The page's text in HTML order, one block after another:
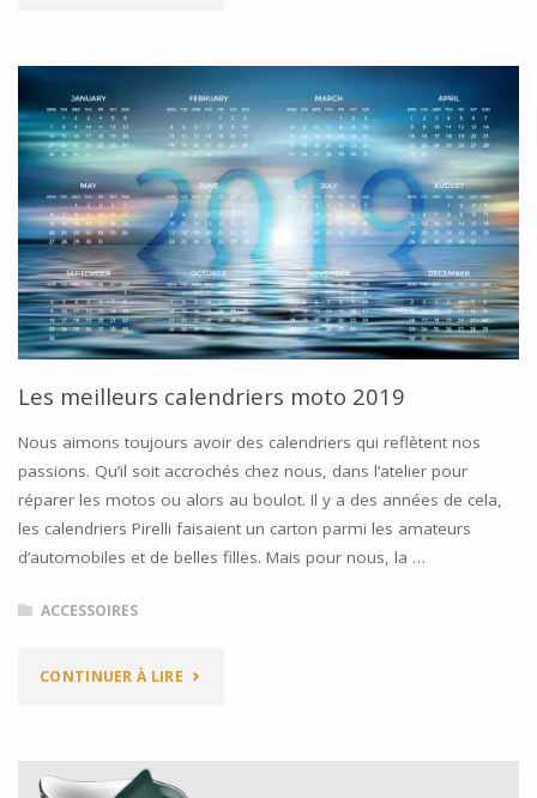
MEILLEURES
MARQUES
DE
CASQUES
MOTO"
Les meilleurs calendriers moto 2019
Nous aimons toujours avoir des calendriers qui reflètent nos
passions. Qu’il soit accrochés chez nous, dans l’atelier pour
réparer les motos ou alors au boulot. Il y a des années de cela,
les calendriers Pirelli faisaient un carton parmi les amateurs
d’automobiles et de belles filles. Mais pour nous, la …
ACCESSOIRES
CONTINUER À LIRE"LES